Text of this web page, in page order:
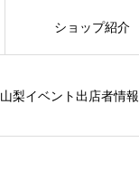
山梨イベント出店者情報
ショップ紹介